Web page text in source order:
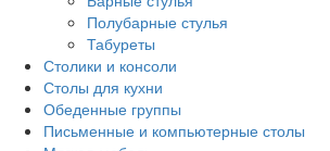
Полубарные стулья
Табуреты
Столики и консоли
Столы для кухни
Обеденные группы
Письменные и компьютерные столы